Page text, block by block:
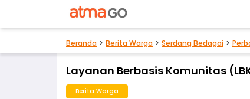
Beranda Berita Warga Serdang Bedagai
Layanan Berbasis Komunitas
Berita Warga